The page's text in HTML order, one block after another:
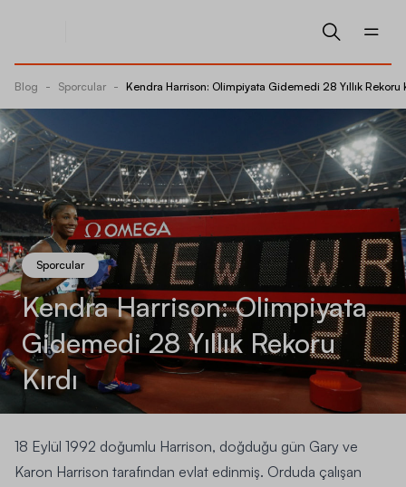
Blog - Sporcular - Kendra Harrison: Olimpiyata Gidemedi 28 Yıllık Rekoru
Sporcular
Kendra Harrison: Olimpiyata
Gidemedi 28 Yıllık Rekoru
Kırdı
18 Eylül 1992 doğumlu Harrison, doğduğu gün Gary ve
Karon Harrison tarafından evlat edinmiş. Orduda çalışan